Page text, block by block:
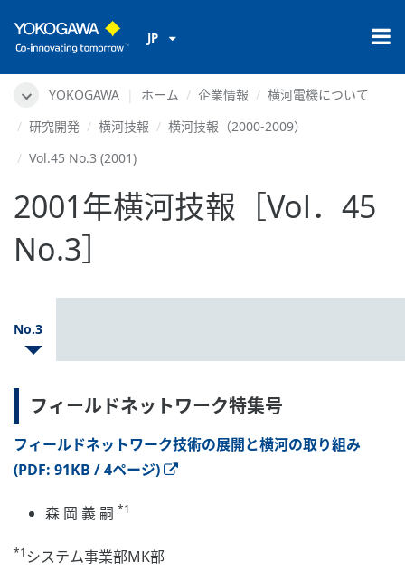
JP
YOKOGAWA ホーム 企業情報
横河電機について
研究開発
横河技報
横河技報（2000-2009）
Vol.45 No.3 (2001)
2001年横河技報［Vol．45
No.3］
No.3
フィールドネットワーク特集号
フィールドネットワーク技術の展開と横河の取り組み
(PDF: 91KB / 4ページ)
森 岡 義 嗣 *1
*1 システム事業部MK部